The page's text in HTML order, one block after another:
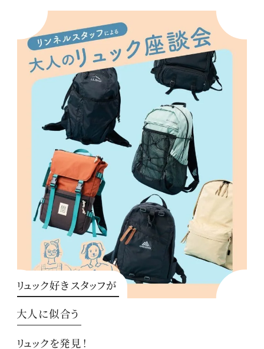
リュック好きスタッフが
大人に似合う
リュックを発見！